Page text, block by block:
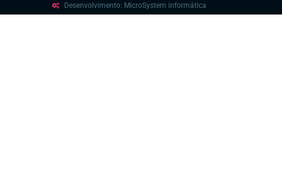
Desenvolvimento: MicroSystem informática